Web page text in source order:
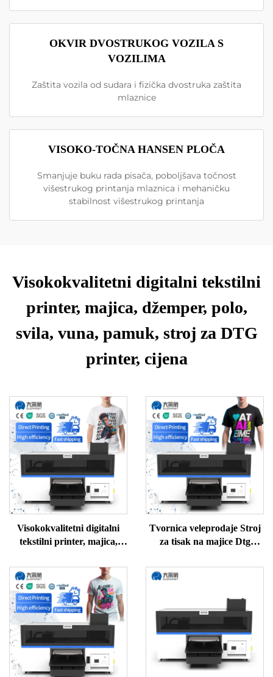
OKVIR DVOSTRUKOG VOZILA S
VOZILIMA
Zaštita vozila od sudara i fizička dvostruka zaštita
mlaznice
VISOKO-TOČNA HANSEN PLOČA
Smanjuje buku rada pisača, poboljšava točnost
višestrukog printanja mlaznica i mehaničku
stabilnost višestrukog printanja
Visokokvalitetni digitalni tekstilni
printer, majica, džemper, polo,
svila, vuna, pamuk, stroj za DTG
printer, cijena
Visokokvalitetni digitalni
tekstilni printer, majica,
pamuk, stroj za DTG
printer, cijena
Tvornica veleprodaje Stroj
za tisak na majice Dtg
majice Dtg Printer Cijena
stroja za tisak na majice Dtg